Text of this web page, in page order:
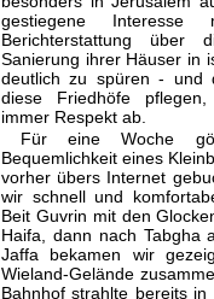
gestiegene
Berichterstattung über
Sanierung ihrer Häuser in
deutlich zu spüren - und
diese Friedhöfe
immer Respekt ab.
Für eine Woche
Bequemlichkeit eines
vorher übers Internet
wir schnell und
Beit Guvrin mit den
Haifa, dann nach Tabgha
Jaffa bekamen wir
Wieland-Gelände
Bahnhof strahlte bereits